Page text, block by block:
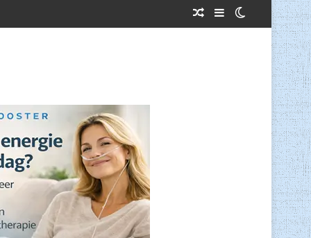
Willekeurig Artikel
SidebarSwitch skin